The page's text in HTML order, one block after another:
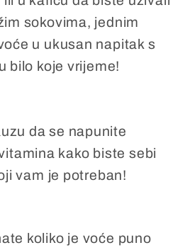
sokovima, jednim
u ukusan napitak s
bilo koje vrijeme!
da se napunite
kako biste sebi
vam je potreban!
koliko je voće puno